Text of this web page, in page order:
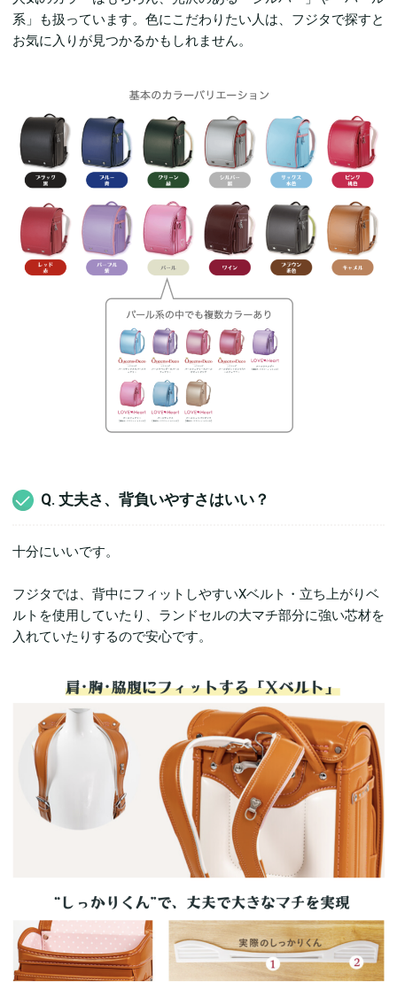
系」も扱っています。色にこだわりたい人は、フジタで探すと
お気に入りが見つかるかもしれません。
Q. 丈夫さ、背負いやすさはいい？
十分にいいです。
フジタでは、背中にフィットしやすいXベルト・立ち上がりベ
ルトを使用していたり、ランドセルの大マチ部分に強い芯材を
入れていたりするので安心です。